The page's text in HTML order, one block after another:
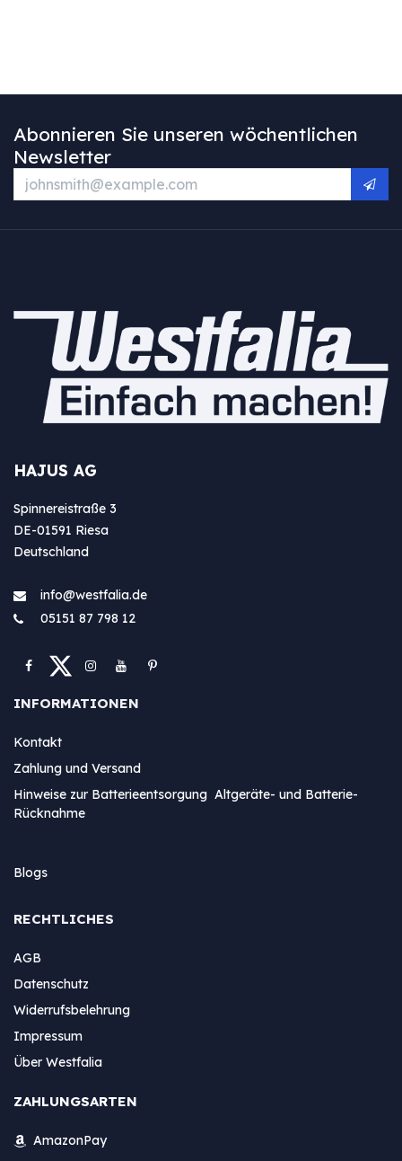
Abonnieren Sie unseren wöchentlichen
Newsletter
HAJUS AG
Spinnereistraße 3
DE-01591 Riesa
Deutschland
info@westfa​lia.de
05151 87 798 12
INFORMATIONEN
Kontakt
Zahlung und Versand
Hinweise zur Batterieentsorgung Altgeräte- und Batterie-
Rücknahme
Blogs
RECHTLICHES
AGB
Datenschutz
Widerrufsbelehrung
Impressum
Über Westfalia
ZAHLUNGSARTEN
AmazonPay